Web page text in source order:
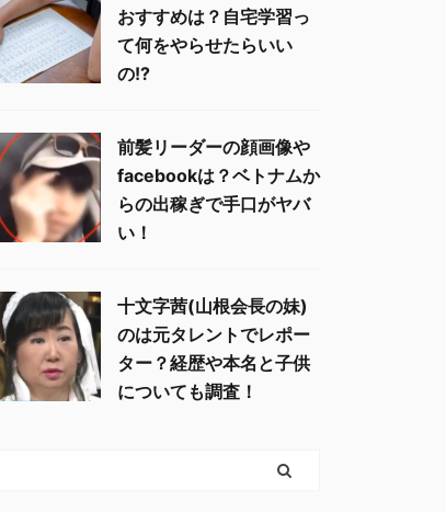
おすすめは？自宅学習っ
て何をやらせたらいい
の!?
前髪リーダーの顔画像や
facebookは？ベトナムか
らの出稼ぎで手口がヤバ
い！
十文字茜(山根会長の妹)
のは元タレントでレポー
ター？経歴や本名と子供
についても調査！